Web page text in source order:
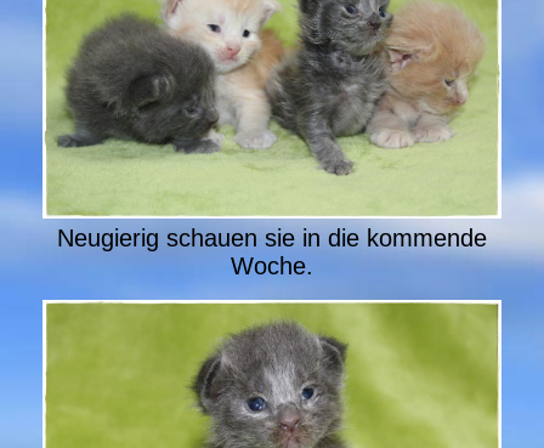
Neugierig schauen sie in die kommende
Woche.